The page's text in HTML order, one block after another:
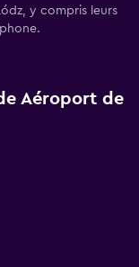
y compris leurs
Aéroport de